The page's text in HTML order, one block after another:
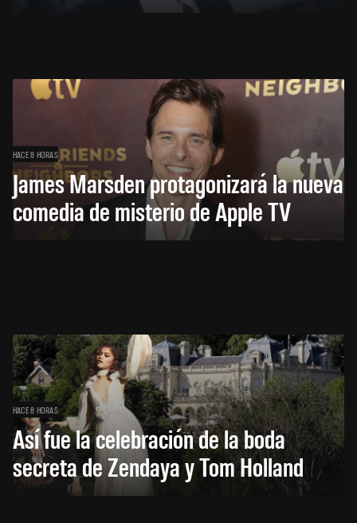
HACE 8 HORAS
James Marsden protagonizará la nueva
comedia de misterio de Apple TV
HACE 8 HORAS
Así fue la celebración de la boda
secreta de Zendaya y Tom Holland